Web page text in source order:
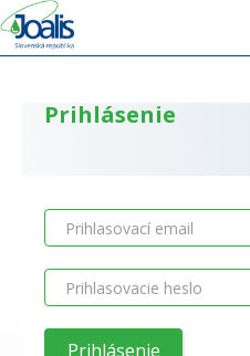
Metóda
Vzdelávanie
O nás + Kontakty
Poradňa
Prihlásenie